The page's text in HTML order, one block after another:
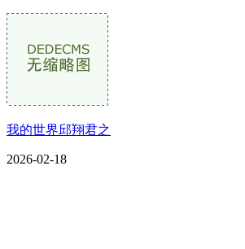
我的世界邱翔君之
2026-02-18